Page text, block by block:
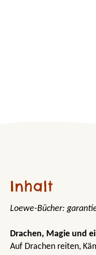
Inhalt
Loewe-Bücher:
Drachen, Magie und
Auf Drachen reiten,